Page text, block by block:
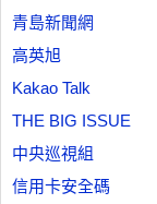
青島新聞網
高英旭
Kakao Talk
THE BIG ISSUE
中央巡視組
信用卡安全碼